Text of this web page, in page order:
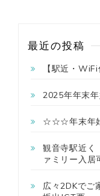
最近の投稿
【駅近・
2025年年末
☆☆☆年末年
観音寺駅近く
ァミリー入居
広々2DKでご